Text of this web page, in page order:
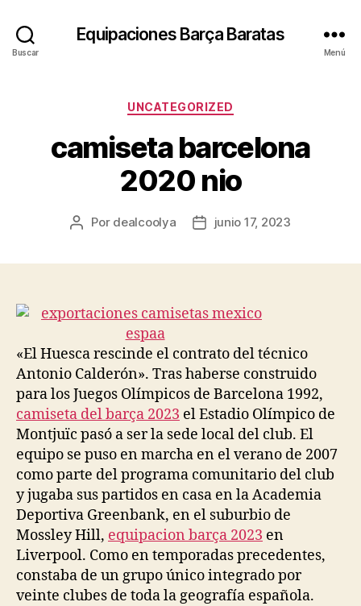
Buscar
Equipaciones Barça Baratas
Menú
Categorías
UNCATEGORIZED
camiseta barcelona
2020 nio
Autor
Por dealcoolya
Fechajunio 17, 2023
«El Huesca rescinde el contrato del técnico
Antonio Calderón». Tras haberse construido
para los Juegos Olímpicos de Barcelona 1992,
camiseta del barça 2023 el Estadio Olímpico de
Montjuïc pasó a ser la sede local del club. El
equipo se puso en marcha en el verano de 2007
como parte del programa comunitario del club
y jugaba sus partidos en casa en la Academia
Deportiva Greenbank, en el suburbio de
Mossley Hill, equipacion barça 2023 en
Liverpool. Como en temporadas precedentes,
constaba de un grupo único integrado por
veinte clubes de toda la geografía española.